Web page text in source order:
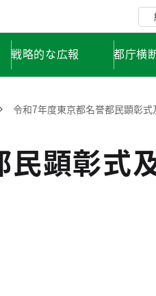
戦略的な広報 都庁横
令和7年度東京都名誉都民顕彰
顕彰式